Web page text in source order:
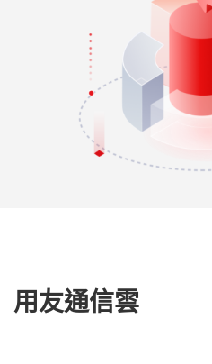
用友通信雲